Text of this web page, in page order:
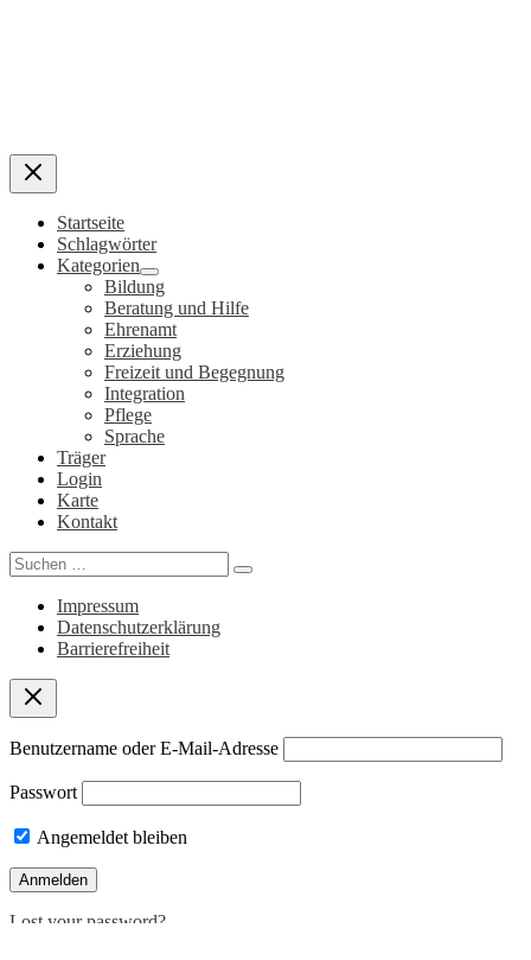
Startseite
Schlagwörter
Kategorien
Bildung
Beratung und Hilfe
Ehrenamt
Erziehung
Freizeit und Begegnung
Integration
Pflege
Sprache
Träger
Login
Karte
Kontakt
Search
for:
Impressum
Datenschutzerklärung
Barrierefreiheit
Benutzername oder E-Mail-Adresse
Passwort
Angemeldet bleiben
Lost your password?